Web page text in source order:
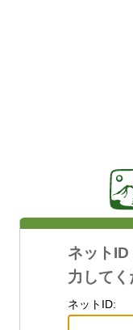
ネットID
力して
ネットID: